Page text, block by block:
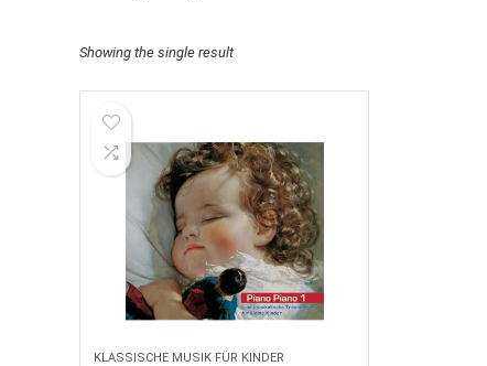
Showing the single result
KLASSISCHE MUSIK FÜR KINDER